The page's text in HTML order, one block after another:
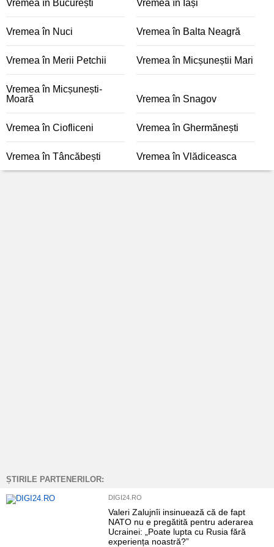
Vremea în București Vremea în Iași
Vremea în Nuci Vremea în Balta Neagră
Vremea în Merii Petchii Vremea în Micșuneștii Mari
Vremea în Micșunești-
Moară
Vremea în Snagov
Vremea în Ciofliceni Vremea în Ghermănești
Vremea în Tâncăbești Vremea în Vlădiceasca
ȘTIRILE PARTENERILOR:
DIGI24.RO
Valeri Zalujnîi insinuează că de fapt
NATO nu e pregătită pentru aderarea
Ucrainei: „Poate lupta cu Rusia fără
experiența noastră?”